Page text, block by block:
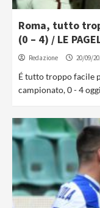
Roma, tutto
(0 – 4) / LE
Redazione 20/09/
É tutto troppo facile
campionato, 0 - 4